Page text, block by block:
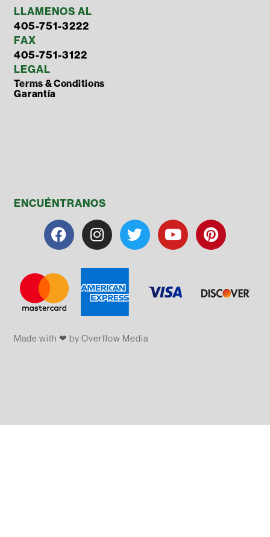
LLAMENOS AL
405-751-3222
FAX
405-751-3122
LEGAL
Terms & Conditions
Garantía
ENCUÉNTRANOS
Made with ❤ by Overflow​​ Media